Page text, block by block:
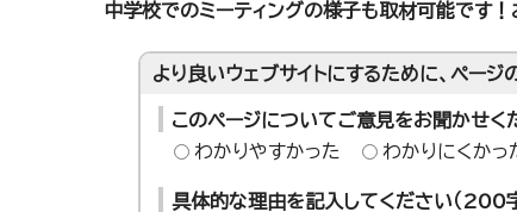
中学校でのミーティングの様子も取材可能です
より良いウェブサイトにするために、ペー
このページについてご意見をお聞かせく
わかりやすかった
わかりにくかっ
具体的な理由を記入してください（200